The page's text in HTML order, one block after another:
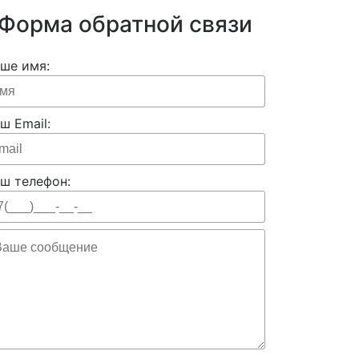
обратной связи
имя:
Email:
телефон: